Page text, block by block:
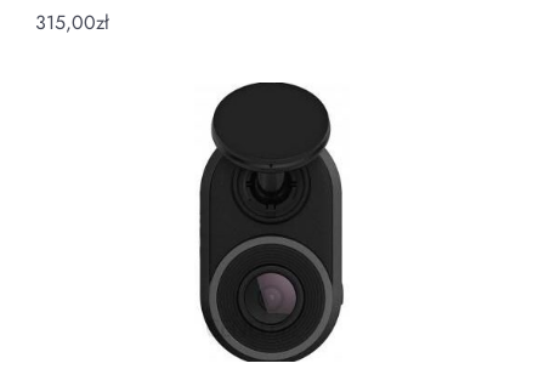
315,00zł